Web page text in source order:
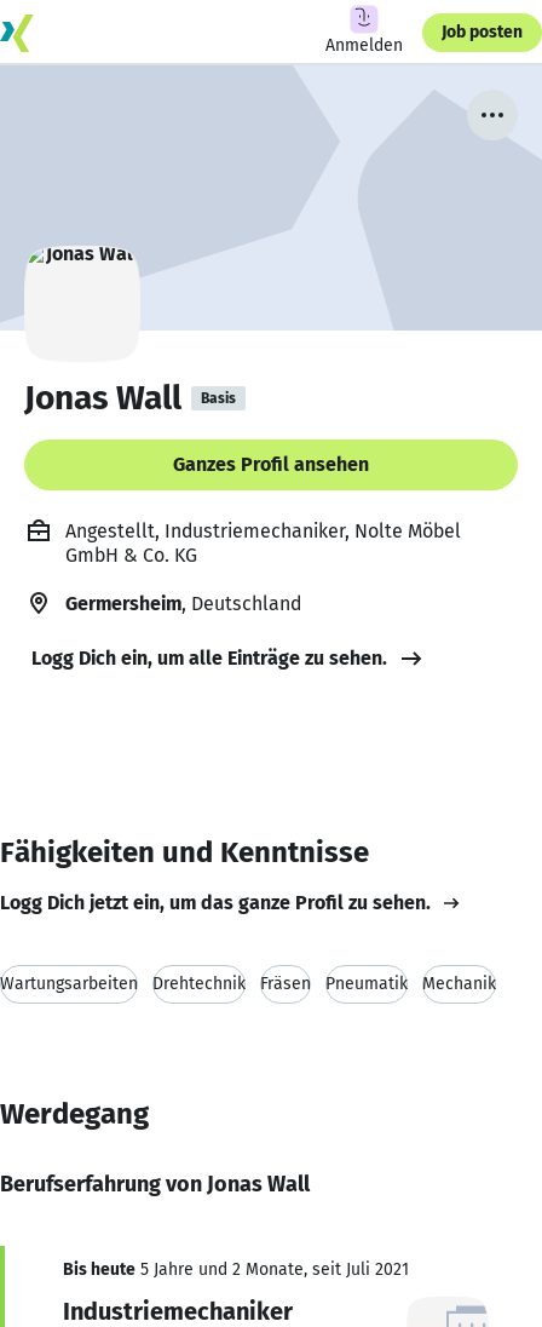
Anmelden
Job posten
Jonas Wall Basis
Ganzes Profil ansehen
Angestellt, Industriemechaniker, Nolte Möbel
GmbH & Co. KG
Germersheim, Deutschland
Logg Dich ein, um alle Einträge zu sehen.
Fähigkeiten und Kenntnisse
Logg Dich jetzt ein, um das ganze Profil zu sehen.
Wartungsarbeiten Drehtechnik Fräsen Pneumatik Mechanik
Werdegang
Berufserfahrung von Jonas Wall
Bis heute 5 Jahre und 2 Monate, seit Juli 2021
Industriemechaniker